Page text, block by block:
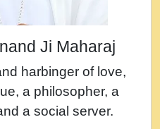
महन न रझद फर! shri
खट करम क !!!! मह दद
बगर Shri ravinandan
Ji Maharaj
harbinger of love,
a philosopher, a
a social server.